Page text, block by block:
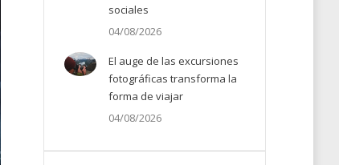
sociales
04/08/2026
El auge de las excursiones
fotográficas transforma la
forma de viajar
04/08/2026